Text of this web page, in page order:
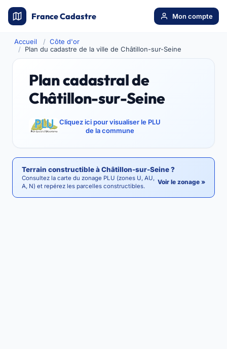
France Cadastre Mon compte
Accueil
Côte d'or
Plan du cadastre de la ville de Châtillon-sur-Seine
Plan cadastral de
Châtillon-sur-Seine
Cliquez ici pour visualiser le PLU
de la commune
Terrain constructible à Châtillon-sur-Seine ?
Consultez la carte du zonage PLU (zones U, AU,
A, N) et repérez les parcelles constructibles.
Voir le zonage »